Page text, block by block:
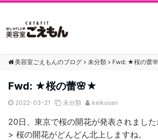
美容室ごえもんのブログ 未分類 Fwd: ★桜の蕾
Fwd: ★桜の蕾🌸★
2022-03-21 未分類 keikosan
20日、東京で桜の開花が発表されました
> 桜の開花がどんどん北上しますね。